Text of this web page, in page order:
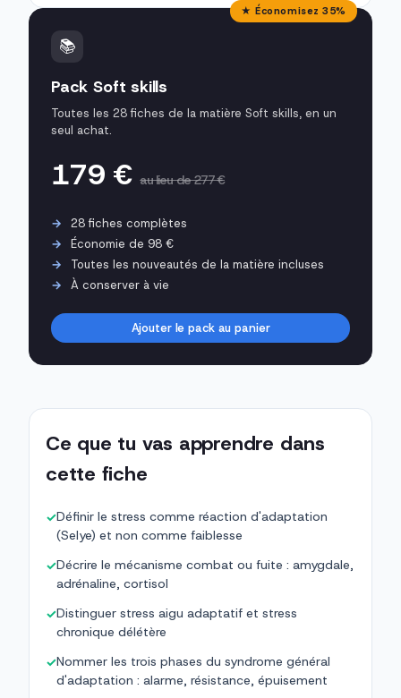
★ Économisez 35%
📚
Pack Soft skills
Toutes les 28 fiches de la matière Soft skills, en un
seul achat.
179 €au lieu de 277 €
28 fiches complètes
Économie de 98 €
Toutes les nouveautés de la matière incluses
À conserver à vie
Ajouter le pack au panier
Ce que tu vas apprendre dans
cette fiche
✓Définir le stress comme réaction d'adaptation
(Selye) et non comme faiblesse
✓Décrire le mécanisme combat ou fuite : amygdale,
adrénaline, cortisol
✓Distinguer stress aigu adaptatif et stress
chronique délétère
✓Nommer les trois phases du syndrome général
d'adaptation : alarme, résistance, épuisement